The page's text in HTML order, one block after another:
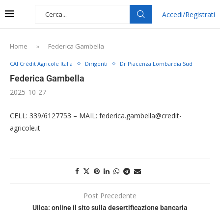
Accedi/Registrati
Home » Federica Gambella
CAI Crédit Agricole Italia Dirigenti Dr Piacenza Lombardia Sud
Federica Gambella
2025-10-27
CELL: 339/6127753 – MAIL: federica.gambella@credit-
agricole.it
Post Precedente
Uilca: online il sito sulla desertificazione bancaria